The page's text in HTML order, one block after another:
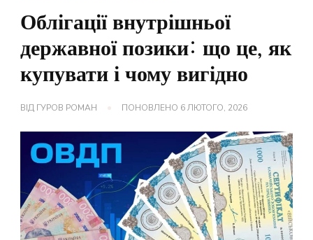
Облігації внутрішньої
державної позики: що це, як
купувати і чому вигідно
ВІД ГУРОВ РОМАН ПОНОВЛЕНО 6 ЛЮТОГО, 2026